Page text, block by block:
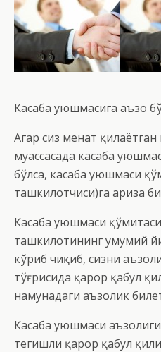
Касаба уюшмасига аъзо
Агар сиз меҳнат
муассасада касаба
бўлса, касаба уюшмаси
ташкилотчиси)га ариза
Касаба уюшмаси
ташкилотининг умумий
кўриб чиқиб, сизни
тўғрисида қарор қабул
намунадаги аъзолик
Касаба уюшмаси
тегишли қарор қабул